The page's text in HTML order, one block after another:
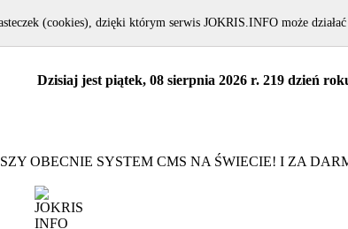
Dzisiaj jest piątek, 08 sierpnia 2026 r. 219 dzień
OBECNIE SYSTEM CMS NA ŚWIECIE! I ZA
(cookies), dzięki którym serwis JOKRIS.INFO może